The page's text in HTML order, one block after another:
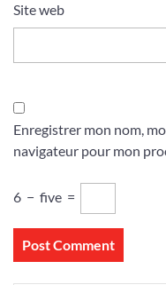
Site web
Enregistrer mon nom,
navigateur pour mon
6 − five =